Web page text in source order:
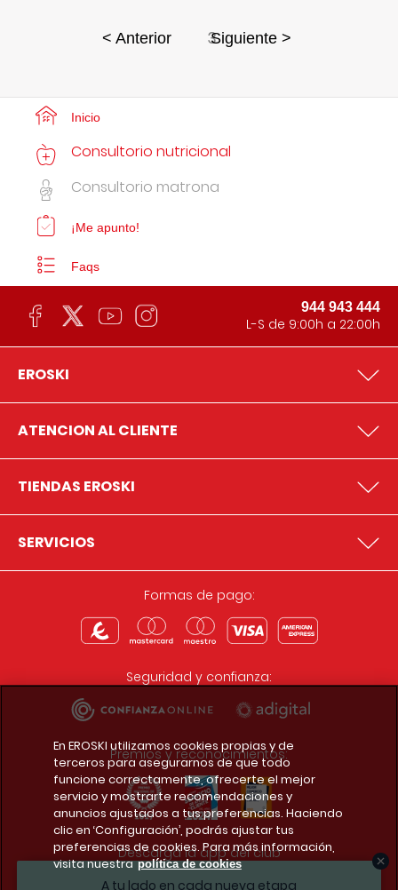
< Anterior 3Siguiente >
A tu lado en cada nueva etapa
Inicio
Consultorio nutricional
Consultorio matrona
¡Me apunto!
Faqs
944 943 444
L-S de 9:00h a 22:00h
EROSKI
ATENCION AL CLIENTE
TIENDAS EROSKI
SERVICIOS
Formas de pago:
Seguridad y confianza:
Premios y reconocimientos:
Descarga la app del club
En EROSKI utilizamos cookies propias y de
terceros para asegurarnos de que todo
funcione correctamente, ofrecerte el mejor
servicio y mostrarte recomendaciones y
anuncios ajustados a tus preferencias. Haciendo
clic en ‘Configuración’, podrás ajustar tus
preferencias de cookies. Para más información,
visita nuestra política de cookies